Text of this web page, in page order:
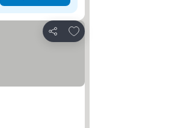
Partilhar
Adicionar aos favoritos